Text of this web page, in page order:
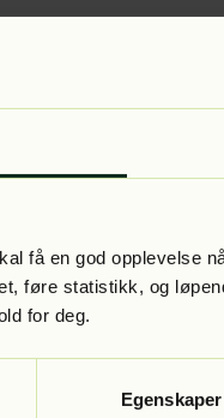
få en god opplevelse
føre statistikk, og
for deg.
Egenskaper